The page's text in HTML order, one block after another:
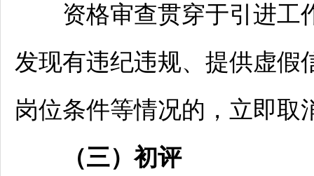
资格审查贯穿于引进工
发现有违纪违规、提供虚假
岗位条件等情况的，立即取
（三）初评